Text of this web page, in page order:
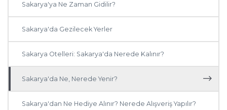
Sakarya'ya Ne Zaman Gidilir?
Sakarya'da Gezilecek Yerler
Sakarya Otelleri: Sakarya'da Nerede Kalınır?
Sakarya'da Ne, Nerede Yenir?
Sakarya'dan Ne Hediye Alınır? Nerede Alışveriş Yapılır?